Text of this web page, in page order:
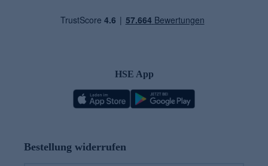
HSE App
Bestellung widerrufen